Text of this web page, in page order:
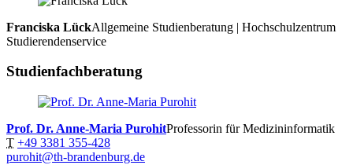
Franciska LückAllgemeine Studienberatung | Hochschulzentrum
Studierendenservice
Studienfachberatung
Prof. Dr. Anne-Maria PurohitProfessorin für Medizininformatik
T +49 3381 355-428
purohit@th-brandenburg.de